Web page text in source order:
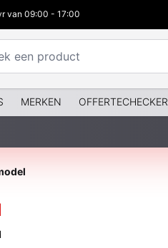
van 09:00 - 17:00
MERKEN OFFERTECHECKER